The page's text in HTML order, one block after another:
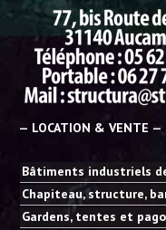
— LOCATION & VENTE —
Bâtiments industriels
Chapiteau, structure,
Gardens, tentes et